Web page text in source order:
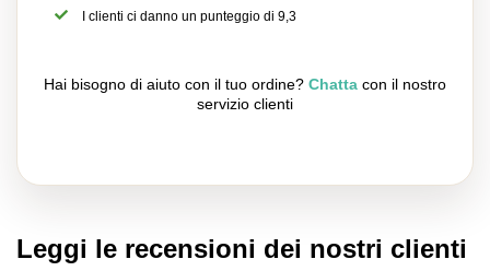
I clienti ci danno un punteggio di 9,3
Hai bisogno di aiuto con il tuo ordine? Chatta con il nostro
servizio clienti
Leggi le recensioni dei nostri clienti